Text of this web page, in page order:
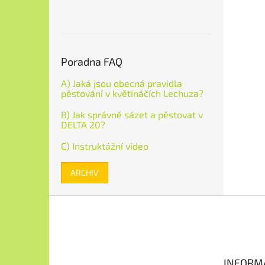
Poradna FAQ
A) Jaká jsou obecná pravidla
pěstování v květináčích Lechuza?
B) Jak správně sázet a pěstovat v
DELTA 20?
C) Instruktážní video
ARCHIV